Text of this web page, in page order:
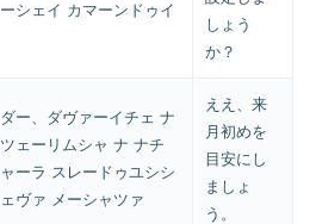
ーシェイ カマーンドゥイ
しょう
か？
ダー、ダヴァーイチェ ナ
ツェーリムシャ ナ ナチ
ャーラ スレードゥユシシ
ェヴァ メーシャツァ
ええ、来
月初めを
目安にし
ましょ
う。